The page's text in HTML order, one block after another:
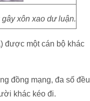
xôn xao dư luận.
được một cán bộ khác
đồng mạng, đa số đều
khác kéo đi.